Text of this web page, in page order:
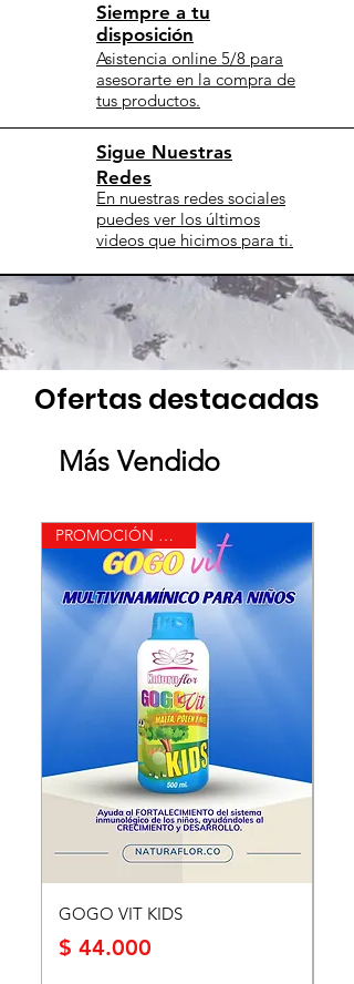
Siempre a tu
disposición
Asistencia online 5/8 para
asesorarte en la compra de
tus productos.
Sigue Nuestras
Redes
En nuestras redes sociales
puedes ver los últimos
videos que hicimos para ti.
Ofertas destacadas
Más Vendido
PROMOCIÓN DEL MES
GOGO VIT KIDS
Precio
$ 44.000